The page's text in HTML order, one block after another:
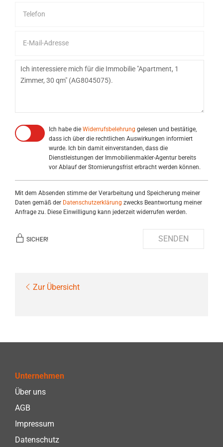
Ich habe die Widerrufsbelehrung gelesen und bestätige,
dass ich über die rechtlichen Auswirkungen informiert
wurde. Ich bin damit einverstanden, dass die
Dienstleistungen der Immobilienmakler-Agentur bereits
vor Ablauf der Stornierungsfrist erbracht werden können.
Mit dem Absenden stimme der Verarbeitung und Speicherung meiner
Daten gemäß der Datenschutzerklärung zwecks Beantwortung meiner
Anfrage zu. Diese Einwilligung kann jederzeit widerrufen werden.
SICHER! SENDEN
Zur Übersicht
Unternehmen
Über uns
AGB
Impressum
Datenschutz